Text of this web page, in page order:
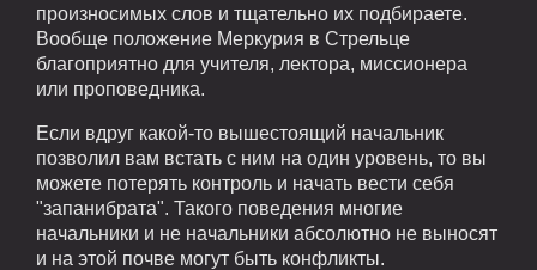
произносимых слов и тщательно их подбираете.
Вообще положение Меркурия в Стрельце
благоприятно для учителя, лектора, миссионера
или проповедника.
Если вдруг какой-то вышестоящий начальник
позволил вам встать с ним на один уровень, то вы
можете потерять контроль и начать вести себя
"запанибрата". Такого поведения многие
начальники и не начальники абсолютно не выносят
и на этой почве могут быть конфликты.